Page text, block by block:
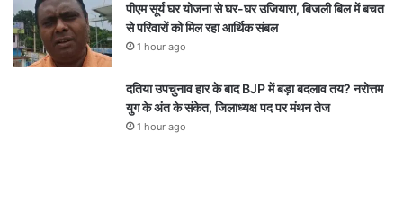
पीएम सूर्य घर योजना से घर-घर उजियारा, बिजली बिल में बचत
से परिवारों को मिल रहा आर्थिक संबल
1 hour ago
दतिया उपचुनाव हार के बाद BJP में बड़ा बदलाव तय? नरोत्तम
युग के अंत के संकेत, जिलाध्यक्ष पद पर मंथन तेज
1 hour ago